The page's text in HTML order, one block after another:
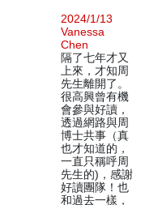
2024/1/13
Vanessa
Chen
隔了七年才又
上來，才知周
先生離開了。
很高興曾有機
會參與好讀，
透過網路與周
博士共事（真
也才知道的，
一直只稱呼周
先生的)，感謝
好讀團隊！也
和過去一樣，